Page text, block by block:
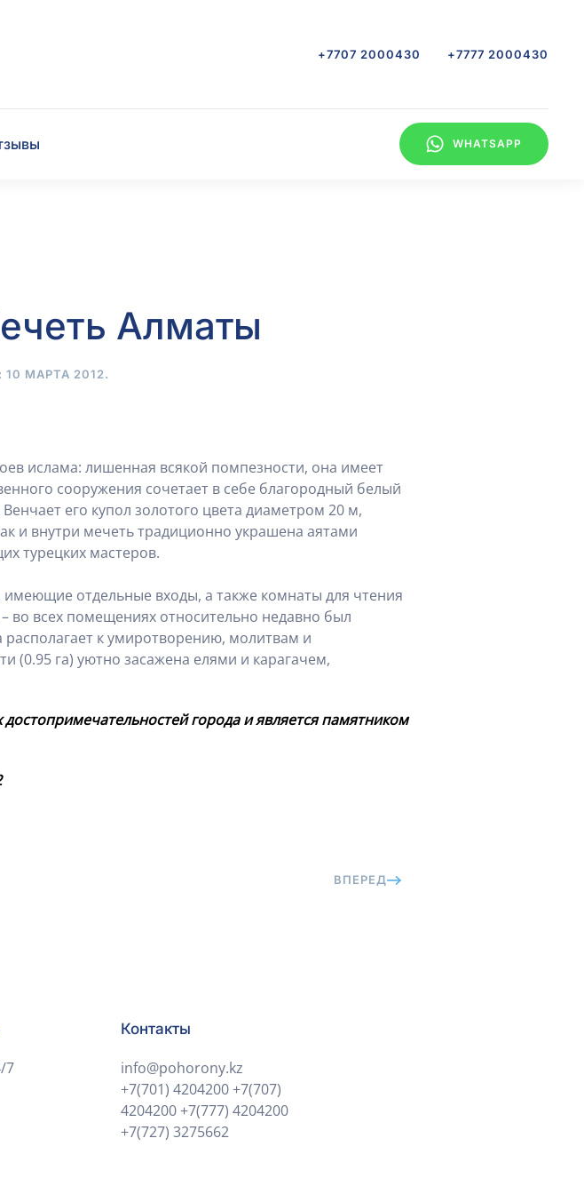
+7707 2000430 +7777 2000430
WHATSAPP
Алматы
10 МАРТА 2012.
ислама: лишенная всякой помпезности, она имеет
сооружения сочетает в себе благородный белый
его купол золотого цвета диаметром 20 м,
и внутри мечеть традиционно украшена аятами
турецких мастеров.
отдельные входы, а также комнаты для чтения
во всех помещениях относительно недавно был
к умиротворению, молитвам и
га) уютно засажена елями и карагачем,
города и является памятником
ВПЕРЕД
Контакты
info@pohorony.kz
+7(701) 4204200+7(707)
4204200+7(777) 4204200
+7(727) 3275662
7